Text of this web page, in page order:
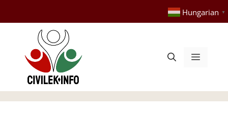
tartalomba
Hungarian ▼
Menü